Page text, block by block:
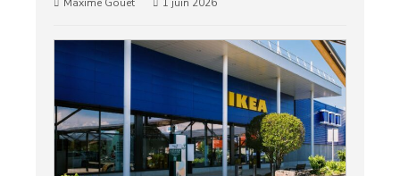
Maxime Gouet 1 juin 2026